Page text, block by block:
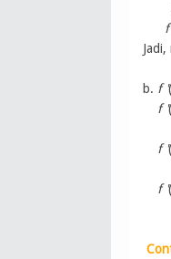
f '
b. f ' (
f ' (
f ' (
f ' (